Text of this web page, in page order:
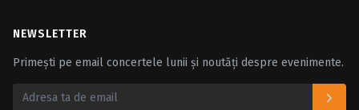
NEWSLETTER
Primești pe email concertele lunii și noutăți despre evenimente.